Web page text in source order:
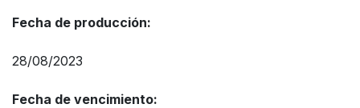
Fecha de producción:
28/08/2023
Fecha de vencimiento: